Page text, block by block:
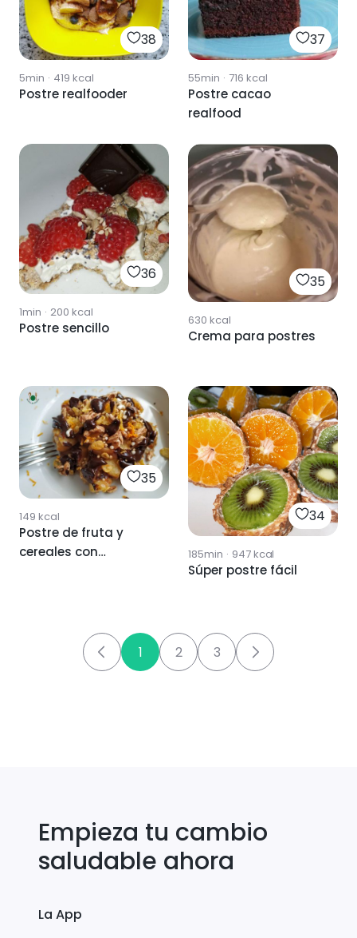
38
5min · 419 kcal
Postre realfooder
37
55min · 716 kcal
Postre cacao
realfood
36
1min · 200 kcal
Postre sencillo
35
630 kcal
Crema para postres
35
149 kcal
Postre de fruta y
cereales con
34
185min · 947kcal
Súper postre fácil
1 2 3
Empieza tu cambio
saludable ahora
La App